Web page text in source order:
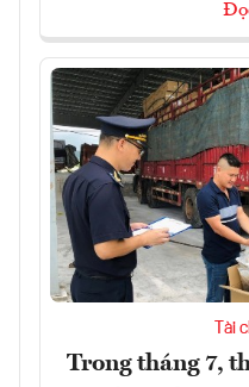
Tài
Trong tháng 7,